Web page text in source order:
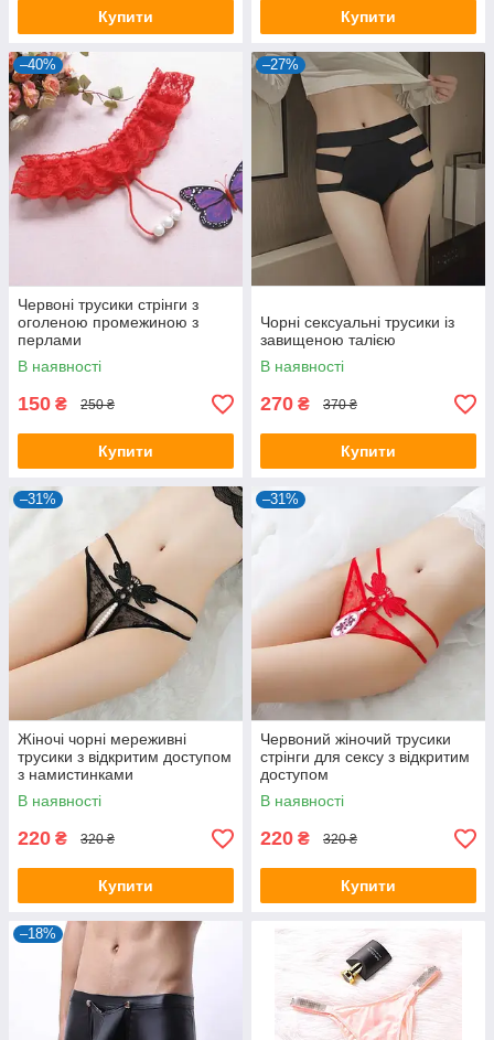
Купити Купити
–40%
Червоні трусики стрінги з
оголеною промежиною з
перлами
В наявності
150 ₴ 250 ₴
Купити
–27%
Чорні сексуальні трусики із
завищеною талією
В наявності
270 ₴ 370 ₴
Купити
–31%
Жіночі чорні мереживні
трусики з відкритим доступом
з намистинками
В наявності
220 ₴ 320 ₴
Купити
–31%
Червоний жіночий трусики
стрінги для сексу з відкритим
доступом
В наявності
220 ₴ 320 ₴
Купити
–18%